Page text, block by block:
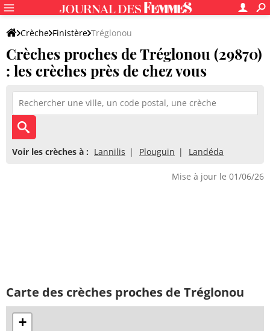
Crèche Finistère Tréglonou
Crèches proches de Tréglonou (29870)
: les crèches près de chez vous
Voir les crèches à : Lannilis Plouguin Landéda
Mise à jour le 01/06/26
Carte des crèches proches de Tréglonou
+